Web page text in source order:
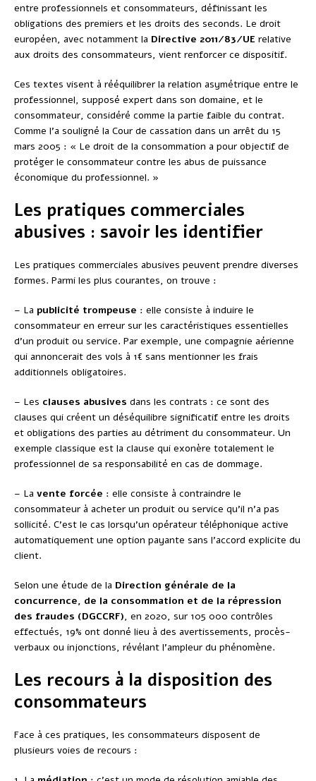
entre professionnels et consommateurs, définissant les
obligations des premiers et les droits des seconds. Le droit
européen, avec notamment la Directive 2011/83/UE relative
aux droits des consommateurs, vient renforcer ce dispositif.
Ces textes visent à rééquilibrer la relation asymétrique entre le
professionnel, supposé expert dans son domaine, et le
consommateur, considéré comme la partie faible du contrat.
Comme l’a souligné la Cour de cassation dans un arrêt du 15
mars 2005 : « Le droit de la consommation a pour objectif de
protéger le consommateur contre les abus de puissance
économique du professionnel. »
Les pratiques commerciales
abusives : savoir les identifier
Les pratiques commerciales abusives peuvent prendre diverses
formes. Parmi les plus courantes, on trouve :
– La publicité trompeuse : elle consiste à induire le
consommateur en erreur sur les caractéristiques essentielles
d’un produit ou service. Par exemple, une compagnie aérienne
qui annoncerait des vols à 1€ sans mentionner les frais
additionnels obligatoires.
– Les clauses abusives dans les contrats : ce sont des
clauses qui créent un déséquilibre significatif entre les droits
et obligations des parties au détriment du consommateur. Un
exemple classique est la clause qui exonère totalement le
professionnel de sa responsabilité en cas de dommage.
– La vente forcée : elle consiste à contraindre le
consommateur à acheter un produit ou service qu’il n’a pas
sollicité. C’est le cas lorsqu’un opérateur téléphonique active
automatiquement une option payante sans l’accord explicite du
client.
Selon une étude de la Direction générale de la
concurrence, de la consommation et de la répression
des fraudes (DGCCRF), en 2020, sur 105 000 contrôles
effectués, 19% ont donné lieu à des avertissements, procès-
verbaux ou injonctions, révélant l’ampleur du phénomène.
Les recours à la disposition des
consommateurs
Face à ces pratiques, les consommateurs disposent de
plusieurs voies de recours :